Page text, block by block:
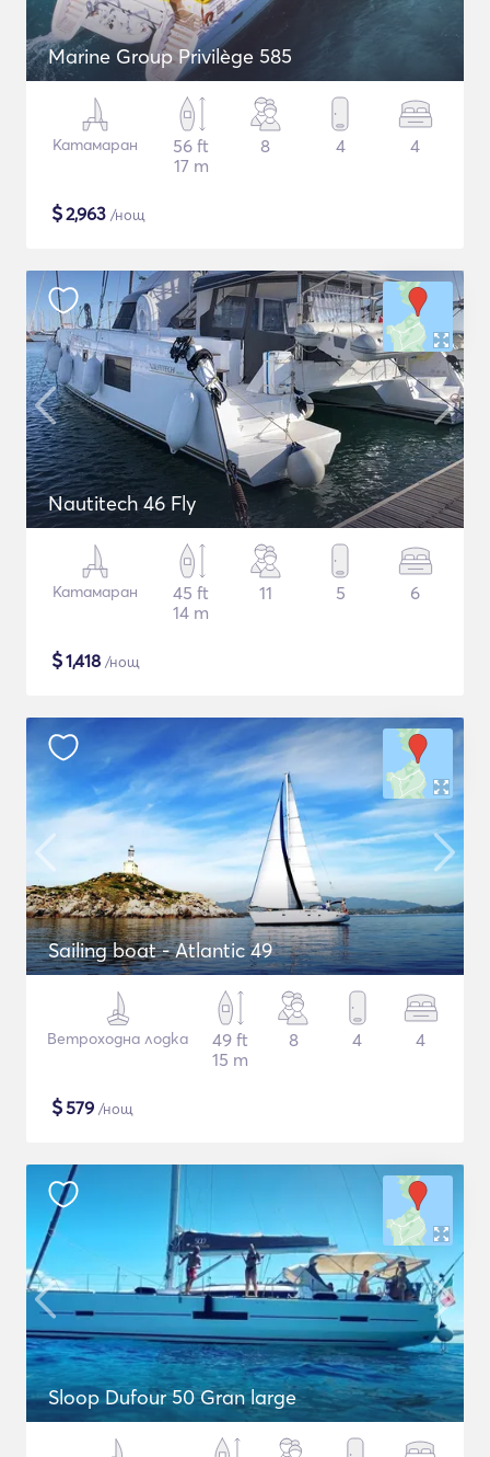
Marine Group Privilège 585
Катамаран
56 ft
17 m
8 4 4
$2,963 /нощ
Nautitech 46 Fly
Катамаран
45 ft
14 m
11 5 6
$1,418 /нощ
Sailing boat - Atlantic 49
Ветроходна лодка
49 ft
15 m
8 4 4
$579 /нощ
Sloop Dufour 50 Gran large